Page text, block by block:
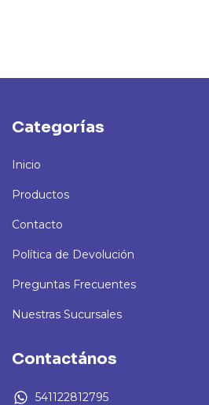
Categorías
Inicio
Productos
Contacto
Política de Devolución
Preguntas Frecuentes
Nuestras Sucursales
Contactános
541122812795